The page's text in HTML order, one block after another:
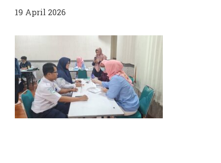
19 April 2026